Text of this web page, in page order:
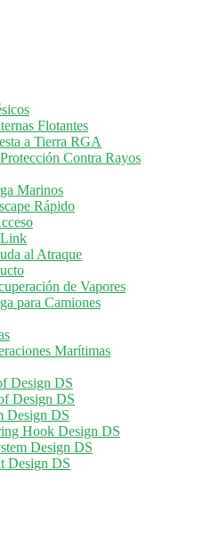
Flotantes
a Tierra RGA
Contra Rayos
Marinos
Rápido
Link
al Atraque
de Vapores
para Camiones
Marítimas
Design DS
Design DS
Design DS
Hook Design DS
Design DS
Design DS